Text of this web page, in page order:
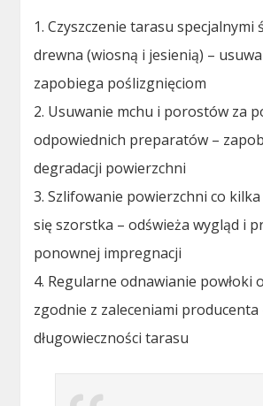
1. Czyszczenie tarasu specjalnymi
drewna (wiosną i jesienią) –
zapobiega poślizgnięciom
2. Usuwanie mchu i porostów za
odpowiednich preparatów –
degradacji powierzchni
3. Szlifowanie powierzchni co
się szorstka – odświeża wygląd i
ponownej impregnacji
4. Regularne odnawianie powłoki
zgodnie z zaleceniami producenta
długowieczności tarasu